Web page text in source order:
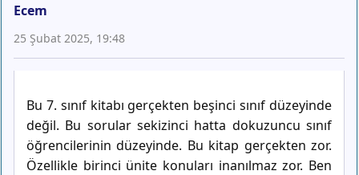
Ecem
25 Şubat 2025, 19:48
Bu 7. sınıf kitabı gerçekten beşinci sınıf düzeyinde
değil. Bu sorular sekizinci hatta dokuzuncu sınıf
öğrencilerinin düzeyinde. Bu kitap gerçekten zor.
Özellikle birinci ünite konuları inanılmaz zor. Ben